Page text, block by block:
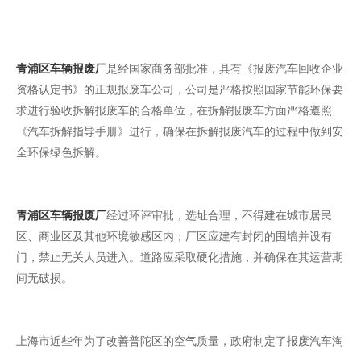
青浦区车辆报废厂是经国家商务部批准，具有《报废汽车回收企业
资格认定书》的正规报废车公司，公司是严格按照国家节能环保要
求进行验收拆解报废车的合格单位，在拆解报废车方面严格遵照
《汽车拆解指导手册》进行，确保在拆解报废汽车的过程中做到安
全环保绿色拆解。
青浦区车辆报废厂经过环评审批，选址合理，不得建在城市居民
区、商业区及其他环境敏感区内；厂区应建有封闭的围墙并设有
门，禁止无关人员进入。道路应采取硬化措施，并确保在其运营期
间无破损。
上海市近些年为了改善普陀区的空气质量，政府制定了报废汽车淘